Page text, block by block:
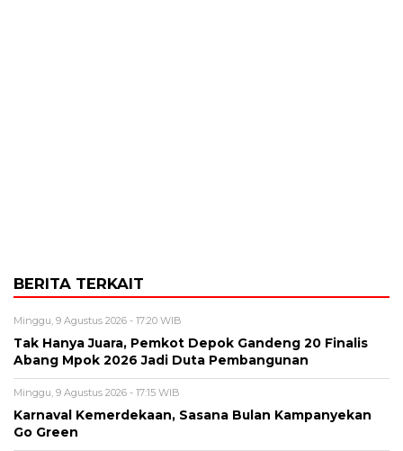
BERITA TERKAIT
Minggu, 9 Agustus 2026 - 17:20 WIB
Tak Hanya Juara, Pemkot Depok Gandeng 20 Finalis
Abang Mpok 2026 Jadi Duta Pembangunan
Minggu, 9 Agustus 2026 - 17:15 WIB
Karnaval Kemerdekaan, Sasana Bulan Kampanyekan
Go Green